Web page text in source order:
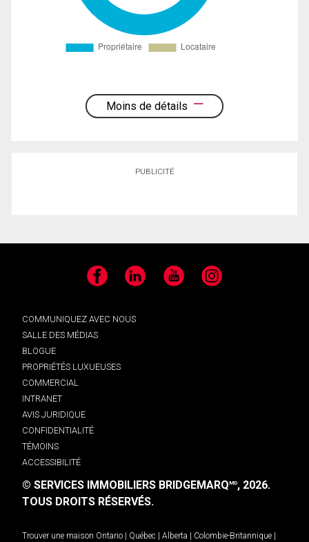
Moins de détails
PUBLICITÉ
Facebook LinkedIn YouTube Instagram
COMMUNIQUEZ AVEC NOUS
SALLE DES MÉDIAS
BLOGUE
PROPRIÉTÉS LUXUEUSES
COMMERCIAL
INTRANET
AVIS JURIDIQUE
CONFIDENTIALITÉ
TÉMOINS
ACCESSIBILITÉ
© SERVICES IMMOBILIERS BRIDGEMARQMD, 2026.
TOUS DROITS RÉSERVÉS.
Trouver une maison Ontario Québec Alberta Colombie-Britannique